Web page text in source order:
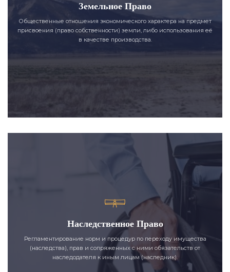
Земельное Право
Общественные отношения экономического характера на предмет
присвоения (право собственности) земли, либо использования её
в качестве производства.
Наследственное Право
Регламентирование норм и процедур по переходу имущества
(наследства), прав и сопряженных с ними обязательств от
наследодателя к иным лицам (наследник).